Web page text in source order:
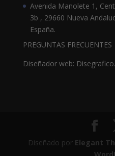
Avenida Manolete 1,
3b , 29660 Nueva
España.
PREGUNTAS FRECUENTES
Diseñador web:
Diseñado por Elegant